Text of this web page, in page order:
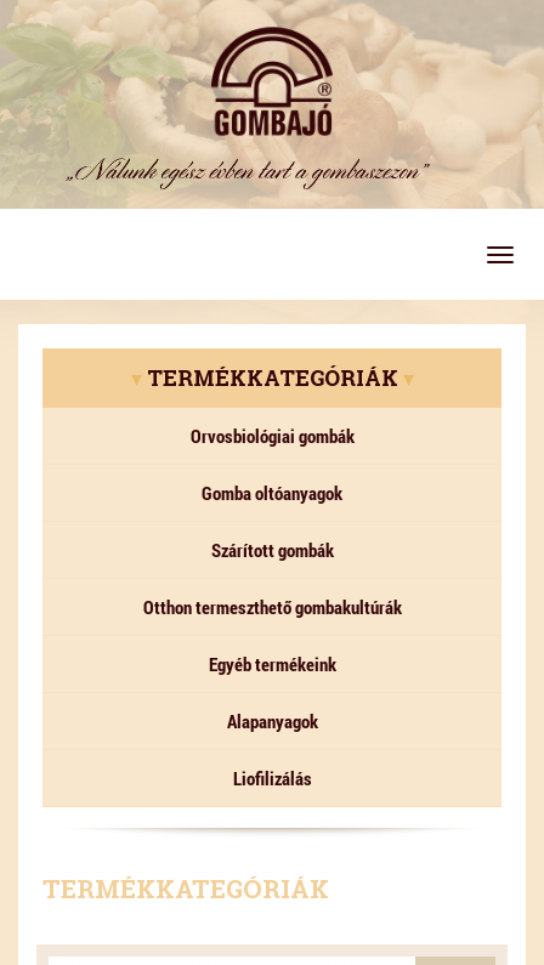
▾TERMÉKKATEGÓRIÁK ▾
Orvosbiológiai gombák
Gomba oltóanyagok
Szárított gombák
Otthon termeszthető gombakultúrák
Egyéb termékeink
Alapanyagok
Liofilizálás
TERMÉKKATEGÓRIÁK